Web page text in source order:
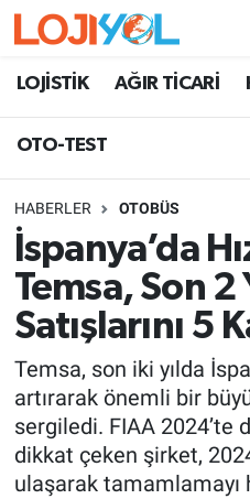
LOJİSTİK AĞIR TİCARİ
OTO-TEST
HABERLER OTOBÜS
İspanya’da
Temsa, Son 2
Satışlarını 5
Temsa, son iki yılda
artırarak önemli bir
sergiledi. FIAA 2024’te
dikkat çeken şirket, 2024
ulaşarak tamamlamayı
OTO-TEST